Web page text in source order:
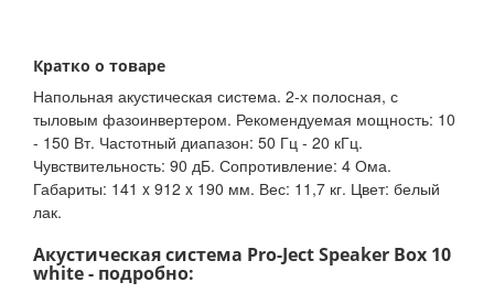
Кратко о товаре
Напольная акустическая система. 2-х полосная, с
тыловым фазоинвертером. Рекомендуемая мощность: 10
- 150 Вт. Частотный диапазон: 50 Гц - 20 кГц.
Чувствительность: 90 дБ. Сопротивление: 4 Ома.
Габариты: 141 x 912 x 190 мм. Вес: 11,7 кг. Цвет: белый
лак.
Акустическая система Pro-Ject Speaker Box 10
white - подробно: